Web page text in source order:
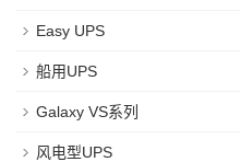
Easy UPS
船用UPS
Galaxy VS系列
风电型UPS